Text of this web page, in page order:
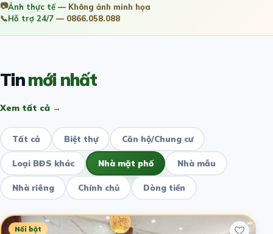
📷Ảnh thực tế— Không ảnh minh họa
📞Hỗ trợ 24/7 — 0866.058.088
Tinmới nhất
Xem tất cả →
Tất cả Biệt thự Căn hộ/Chung cư
Loại BĐS khác Nhà mặt phố Nhà mẫu
Nhà riêng Chính chủ Dòng tiền
Nổi bật